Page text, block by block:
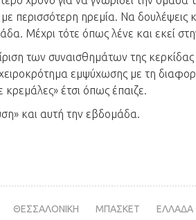
περισσότερη ηρεμία. Να δουλέψεις
Μέχρι τότε όπως λένε και εκεί
των συναισθημάτων της
εμψύχωσης με τη
έτσι όπως έπαιζε.
και αυτή την εβδομάδα.
ΘΕΣΣΑΛΟΝΙΚΗ ΜΠΑΣΚΕΤ ΕΛΛΑΔΑ